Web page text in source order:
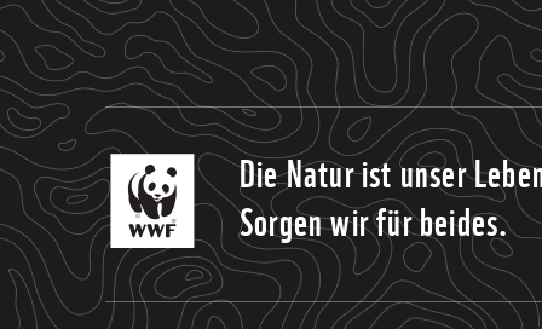
Die Natur ist unser
Sorgen wir für beides.